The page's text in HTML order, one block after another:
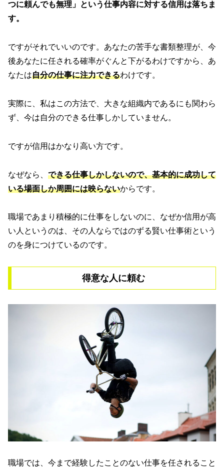
つに頼んでも無理」という仕事内容に対する信用は落ちま
す。
ですがそれでいいのです。あなたの苦手な書類整理が、今
後あなたに任される確率がぐんと下がるわけですから、あ
なたは自分の仕事に注力できるわけです。
実際に、私はこの方法で、大きな組織内であるにも関わら
ず、今は自分のできる仕事しかしていません。
ですが信用はかなり高い方です。
なぜなら、 できる仕事しかしないので、基本的に成功して
いる場面しか周囲には映らないからです。
職場であまり積極的に仕事をしないのに、なぜか信用が高
い人というのは、その人ならではのずる賢い仕事術という
のを身につけているのです。
得意な人に頼む
職場では、今まで経験したことのない仕事を任されること